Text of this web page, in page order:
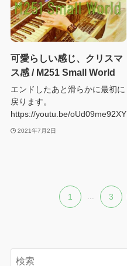
可愛らしい感じ、クリスマ
ス感 / M251 Small World
エンドしたあと滑らかに最初に
戻ります。
https://youtu.be/oUd09me92XY
2021年7月2日
1 ... 3